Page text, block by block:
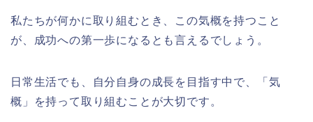
私たちが何かに取り組むとき、この気概を持つこと
が、成功への第一歩になるとも言えるでしょう。
日常生活でも、自分自身の成長を目指す中で、「気
概」を持って取り組むことが大切です。